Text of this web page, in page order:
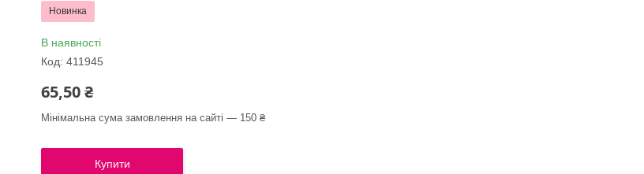
Новинка
В наявності
Код: 411945
65,50 ₴
Мінімальна сума замовлення на сайті — 150 ₴
Купити